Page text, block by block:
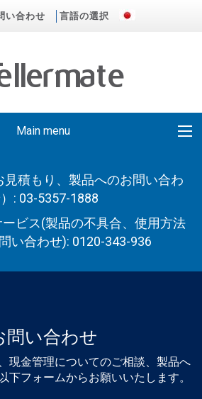
い合わせ 言語の選択
Main menu
見積もり、製品へのお問い合わ
: 03-5357-1888
ビス(製品の不具合、使用方法
い合わせ): 0120-343-936
問い合わせ
現金管理についてのご相談、製品へ
下フォームからお願いいたします。